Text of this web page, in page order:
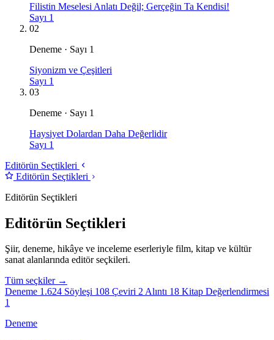
Filistin Meselesi Anlatı Değil; Gerçeğin Ta Kendisi!
Sayı 1
02
Deneme · Sayı 1
Siyonizm ve Çeşitleri
Sayı 1
03
Deneme · Sayı 1
Haysiyet Dolardan Daha Değerlidir
Sayı 1
Editörün Seçtikleri
Editörün Seçtikleri
Editörün Seçtikleri
Editörün Seçtikleri
Şiir, deneme, hikâye ve inceleme eserleriyle film, kitap ve kültür
sanat alanlarında editör seçkileri.
Tüm seçkiler →
Deneme 1.624 Söyleşi 108 Çeviri 2Alıntı 18 Kitap Değerlendirmesi
1
Deneme